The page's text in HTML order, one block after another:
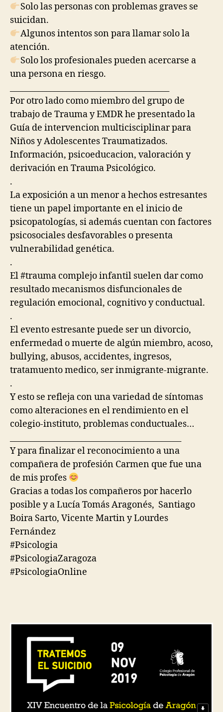
Solo las personas con problemas graves se
suicidan.
Algunos intentos son para llamar solo la
atención.
Solo los profesionales pueden acercarse a
una persona en riesgo.
Por otro lado como miembro del grupo de
trabajo de Trauma y EMDR he presentado la
Guía de intervencion multicisciplinar para
Niños y Adolescentes Traumatizados.
Información, psicoeducacion, valoración y
derivación en Trauma Psicológico.
.
La exposición a un menor a hechos estresantes
tiene un papel importante en el inicio de
psicopatologías, si además cuentan con factores
psicosociales desfavorables o presenta
vulnerabilidad genética.
.
El#trauma complejo infantil suelen dar como
resultado mecanismos disfuncionales de
regulación emocional, cognitivo y conductual.
.
El evento estresante puede ser un divorcio,
enfermedad o muerte de algún miembro, acoso,
bullying, abusos, accidentes, ingresos,
tratamuento medico, ser inmigrante-migrante.
.
Y esto se refleja con una variedad de síntomas
como alteraciones en el rendimiento en el
colegio-instituto, problemas conductuales…
Y para finalizar el reconocimiento a una
compañera de profesión Carmen que fue una
de mis profes
Gracias a todas los compañeros por hacerlo
posible y aLucía Tomás Aragonés, Santiago
Boira Sarto, Vicente MartinyLourdes
Fernández
#Psicologia
#PsicologiaZaragoza
#PsicologiaOnline